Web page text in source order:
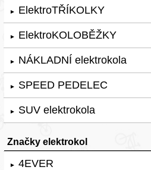
► ElektroTŘÍKOLKY
► ElektroKOLOBĚŽKY
► NÁKLADNÍ elektrokola
► SPEED PEDELEC
► SUV elektrokola
Značky elektrokol
► 4EVER